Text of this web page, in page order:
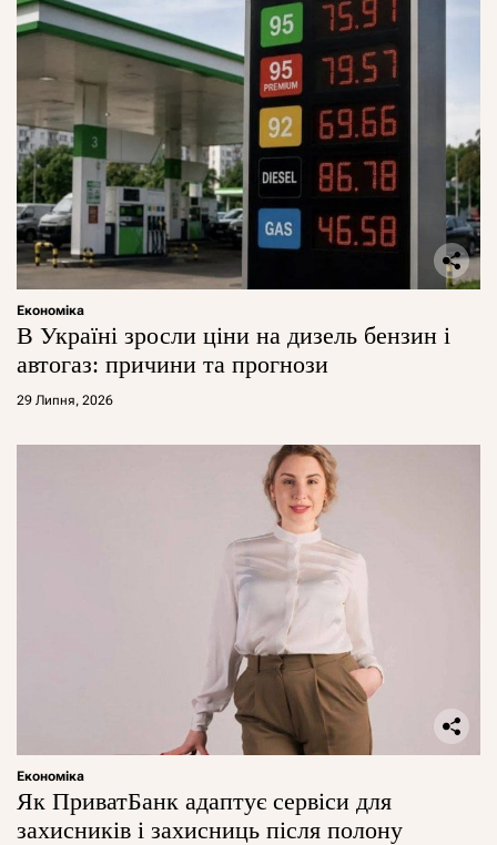
Економіка
В Україні зросли ціни на дизель бензин і
автогаз: причини та прогнози
29 Липня, 2026
Економіка
Як ПриватБанк адаптує сервіси для
захисників і захисниць після полону